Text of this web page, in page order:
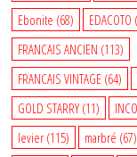
Ebonite (68) EDACOTO
FRANCAIS ANCIEN (113)
FRANCAIS VINTAGE (64)
GOLD STARRY(11)
levier(115) marbré (67)